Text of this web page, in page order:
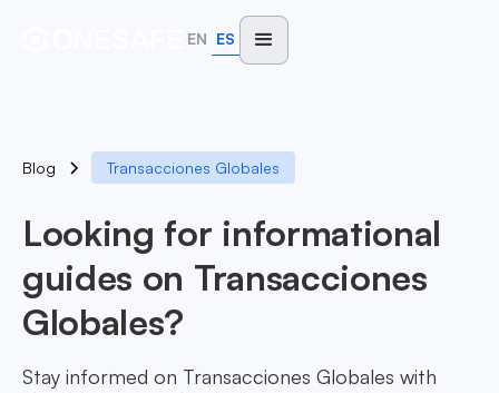
EN ES
Blog Transacciones Globales
Looking for informational
guides on Transacciones
Globales?
Stay informed on Transacciones Globales with